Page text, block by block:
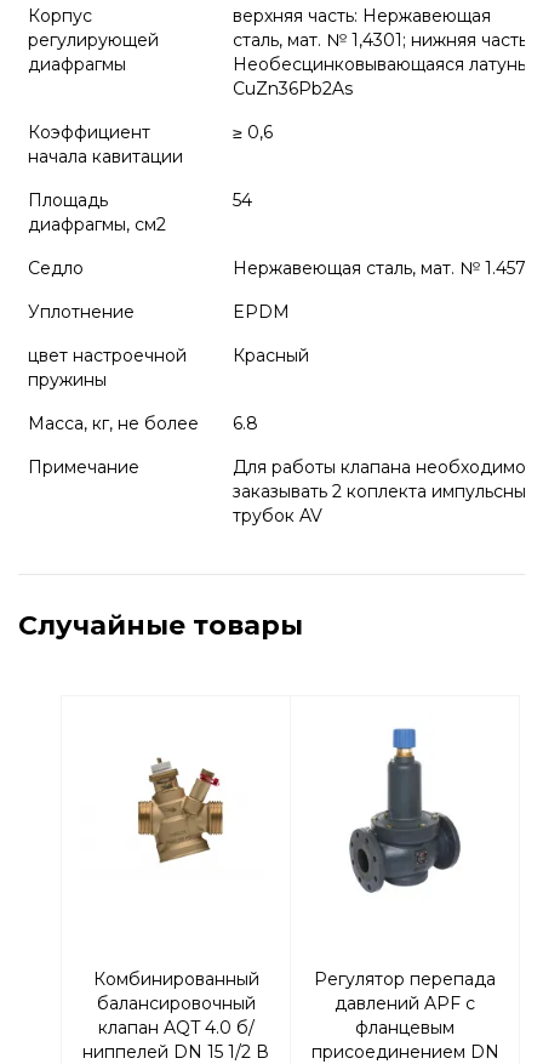
Корпус
регулирующей
диафрагмы
верхняя часть: Нержавеющая
сталь, мат. № 1,4301; нижняя часть:
Необесцинковывающаяся латунь
CuZn36Pb2As
Коэффициент
начала кавитации
≥ 0,6
Площадь
диафрагмы, см2
54
Седло
Нержавеющая сталь, мат. № 1.4571
Уплотнение
EPDM
цвет настроечной
пружины
Красный
Масса, кг, не более
6.8
Примечание
Для работы клапана необходимо
заказывать 2 коплекта импульсных
трубок AV
Случайные товары
Комбинированный
балансировочный
клапан AQT 4.0 б/
ниппелей DN 15 1/2 В
Регулятор перепада
давлений APF с
фланцевым
присоединением DN